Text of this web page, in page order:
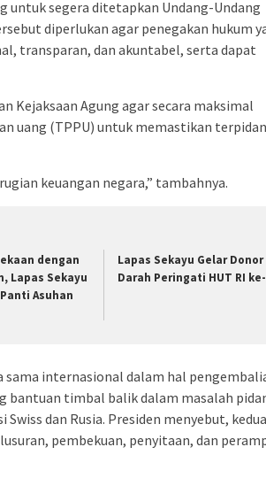
untuk segera ditetapkan Undang-Undang
diperlukan agar penegakan hukum
transparan, dan akuntabel, serta dapat
Kejaksaan Agung agar secara maksimal
uang (TPPU) untuk memastikan
keuangan negara,” tambahnya.
dengan
Lapas Sekayu
Asuhan
Lapas Sekayu Gelar Donor
Darah Peringati HUT RI
internasional dalam hal
timbal balik dalam masalah
dan Rusia. Presiden menyebut, kedua
pembekuan, penyitaan, dan